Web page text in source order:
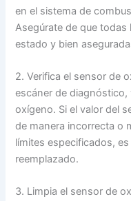
en el sistema de
Asegúrate de que
estado y bien
2. Verifica el sensor de
escáner de
oxígeno. Si el valor del
de manera incorrecta o
límites especificados,
reemplazado.
3. Limpia el sensor de